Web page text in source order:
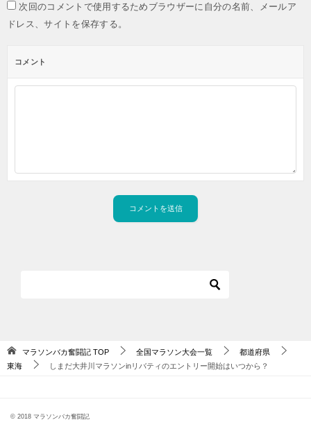
次回のコメントで使用するためブラウザーに自分の名前、メールア
ドレス、サイトを保存する。
コメント
マラソンバカ奮闘記 TOP 全国マラソン大会一覧
都道府県
東海
しまだ大井川マラソンinリバティのエントリー開始はいつから？
© 2018 マラソンバカ奮闘記